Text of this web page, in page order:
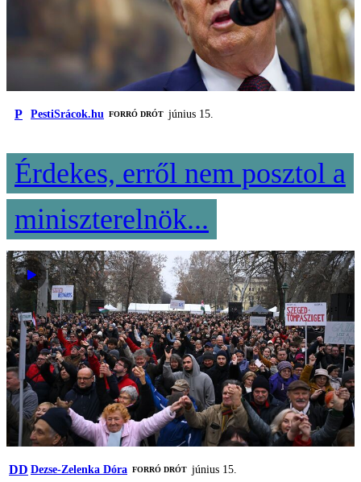
P PestiSrácok.hu FORRÓ DRÓT június 15.
Érdekes, erről nem posztol a
miniszterelnök...
DD Dezse-Zelenka Dóra FORRÓ DRÓT június 15.